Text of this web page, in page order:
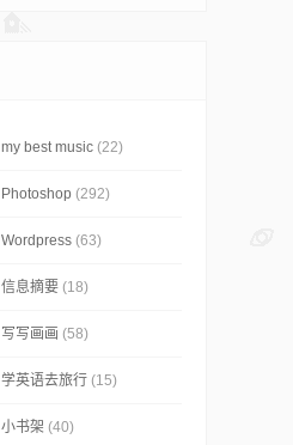
my best music (22)
Photoshop (292)
Wordpress (63)
信息摘要 (18)
写写画画 (58)
学英语去旅行 (15)
小书架 (40)